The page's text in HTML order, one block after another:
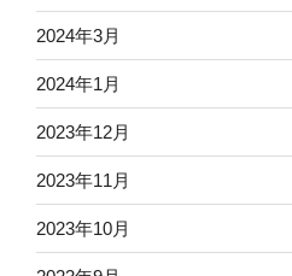
2024年3月
2024年1月
2023年12月
2023年11月
2023年10月